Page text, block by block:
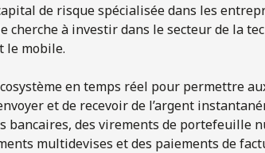
de risque spécialisée dans les
cherche à investir dans le secteur de la
le mobile.
en temps réel pour permettre
et de recevoir de l’argent
bancaires, des virements de portefeuille
multidevises et des paiements de